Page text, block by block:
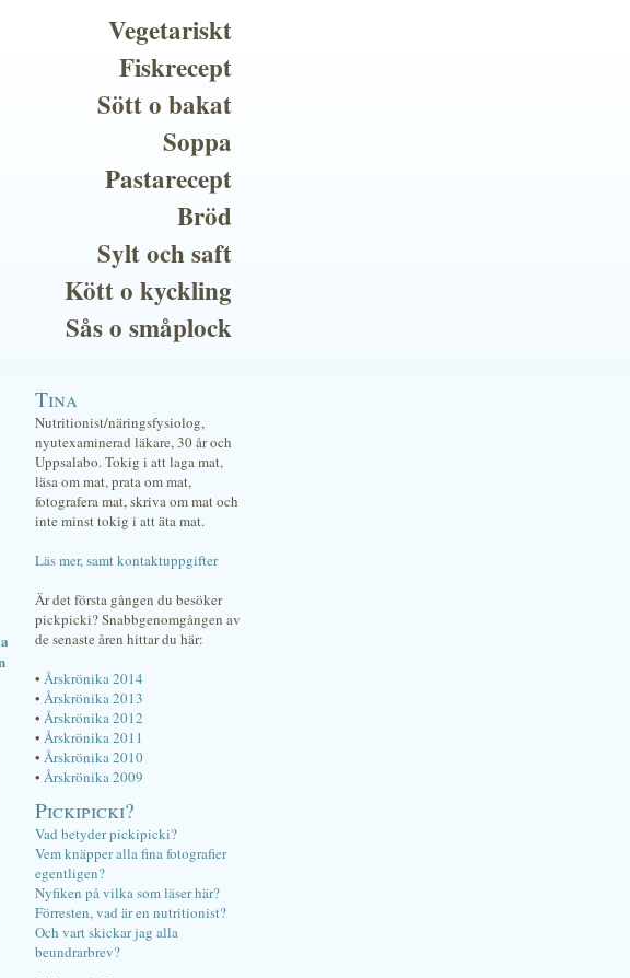
Vegetariskt
Fiskrecept
Sött o bakat
Soppa
Pastarecept
Bröd
Sylt och saft
Kött o kyckling
Sås o småplock
Tina
Nutritionist/näringsfysiolog,
nyutexaminerad läkare, 30 år och
Uppsalabo. Tokig i att laga mat,
läsa om mat, prata om mat,
fotografera mat, skriva om mat och
inte minst tokig i att äta mat.
Läs mer, samt kontaktuppgifter
Är det första gången du besöker
pickpicki? Snabbgenomgången av
de senaste åren hittar du här:
• Årskrönika 2014
• Årskrönika 2013
• Årskrönika 2012
• Årskrönika 2011
• Årskrönika 2010
• Årskrönika 2009
Pickipicki?
Vad betyder pickipicki?
Vem knäpper alla fina fotografier
egentligen?
Nyfiken på vilka som läser här?
Förresten, vad är en nutritionist?
Och vart skickar jag alla
beundrarbrev?